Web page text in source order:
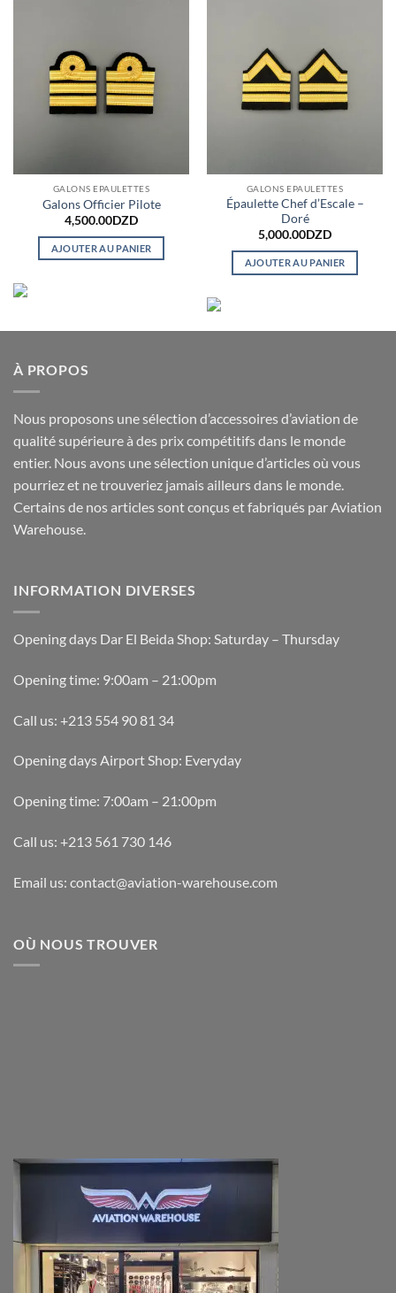
GALONS EPAULETTES
Galons Officier Pilote
4,500.00DZD
AJOUTER AU PANIER
GALONS EPAULETTES
Épaulette Chef d’Escale –
Doré
5,000.00DZD
AJOUTER AU PANIER
À PROPOS
Nous proposons une sélection d’accessoires d’aviation de
qualité supérieure à des prix compétitifs dans le monde
entier. Nous avons une sélection unique d’articles où vous
pourriez et ne trouveriez jamais ailleurs dans le monde.
Certains de nos articles sont conçus et fabriqués par Aviation
Warehouse.
INFORMATION DIVERSES
Opening days Dar El Beida Shop: Saturday – Thursday
Opening time: 9:00am – 21:00pm
Call us: +213 554 90 81 34
Opening days Airport Shop: Everyday
Opening time: 7:00am – 21:00pm
Call us: +213 561 730 146
Email us: contact@aviation-warehouse.com
OÙ NOUS TROUVER